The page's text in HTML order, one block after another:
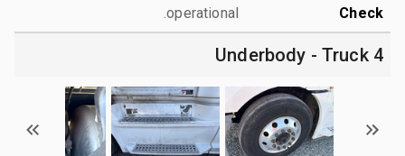
Check
operational.
4 Underbody - Truck